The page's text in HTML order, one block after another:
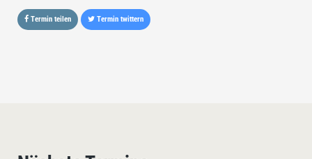
Termin teilen Termin twittern